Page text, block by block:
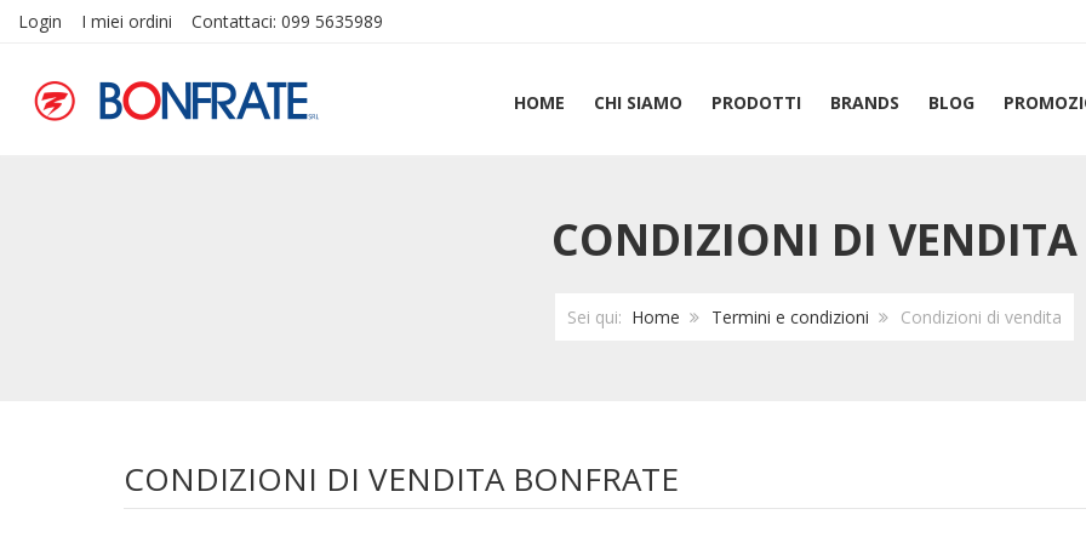
Login I miei ordini Contattaci: 099 5635989
HOME CHI SIAMO PRODOTTI BRANDS BLOG
CONDIZIONI DI VENDITA
Sei qui: Home Termini e condizioni Condizioni di vendita
CONDIZIONI DI VENDITA BONFRATE